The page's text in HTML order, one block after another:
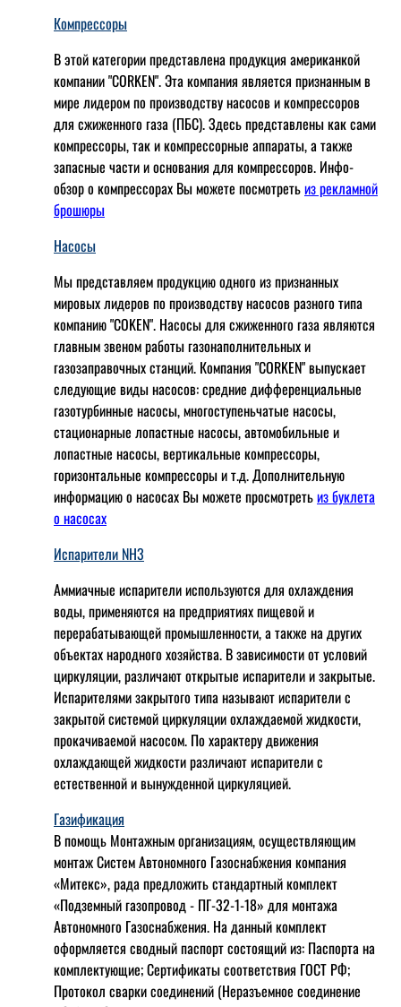
Компрессоры
В этой категории представлена продукция американкой
компании "CORKEN". Эта компания является признанным в
мире лидером по производству насосов и компрессоров
для сжиженного газа (ПБС). Здесь представлены как сами
компрессоры, так и компрессорные аппараты, а также
запасные части и основания для компрессоров. Инфо-
обзор о компрессорах Вы можете посмотретьиз рекламной
брошюры
Насосы
Мы представляем продукцию одного из признанных
мировых лидеров по производству насосов разного типа
компанию "COKEN". Насосы для сжиженного газа являются
главным звеном работы газонаполнительных и
газозаправочных станций. Компания "CORKEN" выпускает
следующие виды насосов: cредние дифференциальные
газотурбинные насосы, многоступеньчатые насосы,
стационарные лопастные насосы, автомобильные и
лопaстные насосы, вертикальные компрессоры,
горизонтальные компрессоры и т.д. Дополнительную
информацию о насосах Вы можете просмотретьиз буклета
о насосах
Испарители NH3
Аммиачные испарители используются для охлаждения
воды, применяются на предприятиях пищевой и
перерабатывающей промышленности, а также на других
объектах народного хозяйства. В зависимости от условий
циркуляции, различают открытые испарители и закрытые.
Испарителями закрытого типа называют испарители с
закрытой системой циркуляции охлаждаемой жидкости,
прокачиваемой насосом. По характеру движения
охлаждающей жидкости различают испарители с
естественной и вынужденной циркуляцией.
Газификация
В помощь Монтажным организациям, осуществляющим
монтаж Систем Автономного Газоснабжения компания
«Митекс», рада предложить стандартный комплект
«Подземный газопровод - ПГ-32-1-18» для монтажа
Автономного Газоснабжения. На данный комплект
оформляется сводный паспорт состоящий из: Паспорта на
комплектующие;Сертификаты соответствия ГОСТ РФ;
Протокол сварки соединений (Неразъемное соединение